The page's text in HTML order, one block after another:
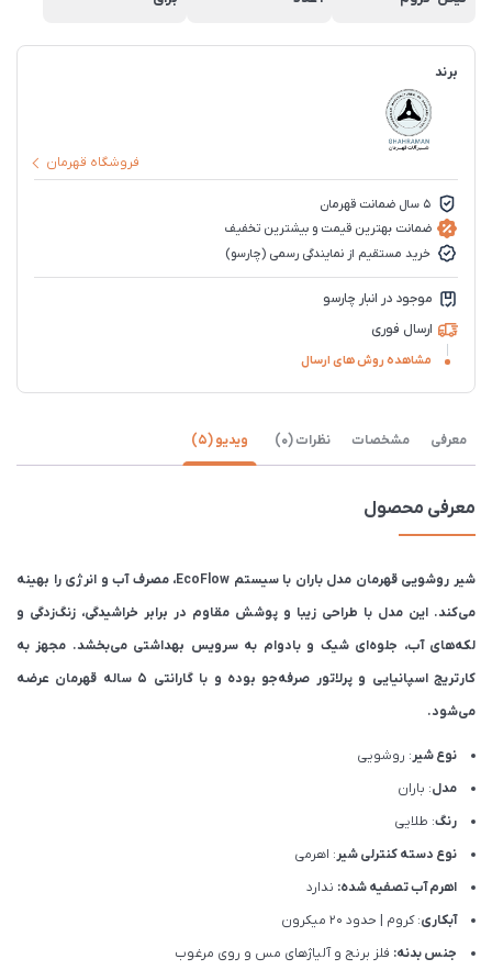
برند
فروشگاه قهرمان
5 سال ضمانت قهرمان
ضمانت بهترین قیمت و بیشترین تخفیف
خرید مستقیم از نمایندگی رسمی (چارسو)
موجود در انبار چارسو
ارسال فوری
مشاهده روش های ارسال
معرفی مشخصات نظرات (0) ویدیو (5)
معرفی محصول
شیر روشویی قهرمان مدل باران با سیستم EcoFlow، مصرف آب و انرژی را بهینه
می‌کند. این مدل با طراحی زیبا و پوشش مقاوم در برابر خراشیدگی، زنگ‌زدگی و
لکه‌های آب، جلوه‌ای شیک و بادوام به سرویس بهداشتی می‌بخشد. مجهز به
کارتریج اسپانیایی و پرلاتور صرفه‌جو بوده و با گارانتی ۵ ساله قهرمان عرضه
می‌شود.
نوع شیر: روشویی
مدل: باران
رنگ: طلایی
نوع دسته کنترلی شیر: اهرمی
اهرم آب تصفیه شده: ندارد
آبکاری: کروم | حدود 20 میکرون
جنس بدنه: فلز برنج و آلیاژهای مس و روی مرغوب